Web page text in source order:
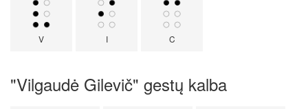
V I C
"Vilgaudė Gilevič" gestų kalba